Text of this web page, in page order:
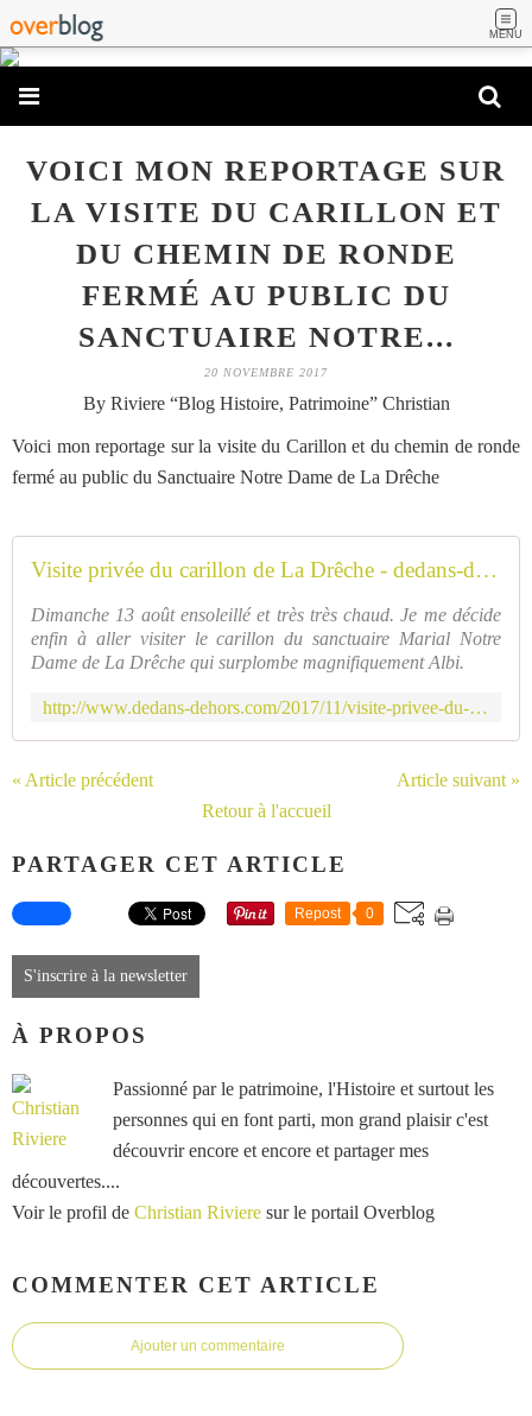
MENU
VOICI MON REPORTAGE SUR
LA VISITE DU CARILLON ET
DU CHEMIN DE RONDE
FERMÉ AU PUBLIC DU
SANCTUAIRE NOTRE...
20 NOVEMBRE 2017
By Riviere “Blog Histoire, Patrimoine” Christian
Voici mon reportage sur la visite du Carillon et du chemin de ronde
fermé au public du Sanctuaire Notre Dame de La Drêche
Visite privée du carillon de La Drêche - dedans-dehors.com
Dimanche 13 août ensoleillé et très très chaud. Je me décide
enfin à aller visiter le carillon du sanctuaire Marial Notre
Dame de La Drêche qui surplombe magnifiquement Albi.
http://www.dedans-dehors.com/2017/11/visite-privee-du-carillon-de-la-dreche.html
« Article précédent
Article suivant »
Retour à l'accueil
PARTAGER CET ARTICLE
Repost 0
S'inscrire à la newsletter
À PROPOS
Passionné par le patrimoine, l'Histoire et surtout les
personnes qui en font parti, mon grand plaisir c'est
découvrir encore et encore et partager mes
découvertes....
Voir le profil de Christian Riviere sur le portail Overblog
COMMENTER CET ARTICLE
Ajouter un commentaire